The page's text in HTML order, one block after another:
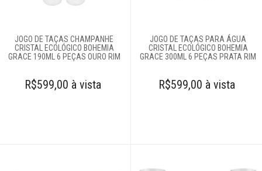
JOGO DE TAÇAS CHAMPANHE
CRISTAL ECOLÓGICO BOHEMIA
GRACE 190ML 6 PEÇAS OURO RIM
R$599,00 à vista
JOGO DE TAÇAS PARA ÁGUA
CRISTAL ECOLÓGICO BOHEMIA
GRACE 300ML 6 PEÇAS PRATA RIM
R$599,00 à vista